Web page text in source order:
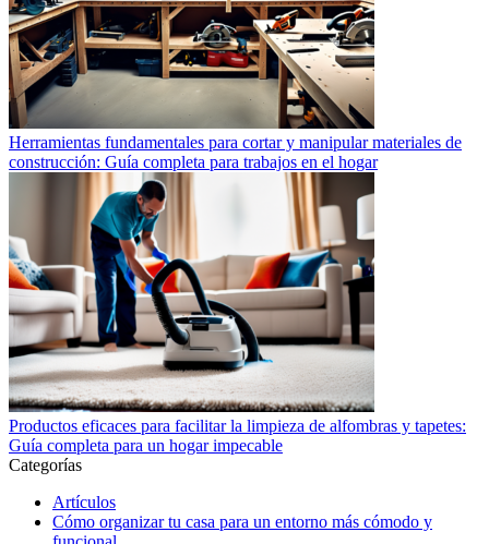
Herramientas fundamentales para cortar y manipular materiales de
construcción: Guía completa para trabajos en el hogar
Productos eficaces para facilitar la limpieza de alfombras y tapetes:
Guía completa para un hogar impecable
Categorías
Artículos
Cómo organizar tu casa para un entorno más cómodo y